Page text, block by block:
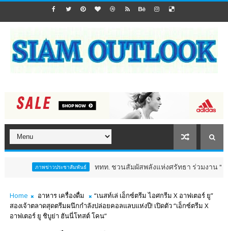
ภาพข่าวประชาสัมพันธ์ ททท. ชวนสัมผัสพลังแห่งศรัทธา ร่วมงาน "ห่มผ้าหลวงปู่
Home อาหาร เครื่องดื่ม
“เนสท์เล่ เอ็กซ์ตรีม ไอศกรีม X อาฟเตอร์ ยู”
สองเจ้าตลาดสุดตรีมผนึกกำลังปล่อยคอลแลบแห่งปี! เปิดตัว “เอ็กซ์ตรีม X
อาฟเตอร์ ยู ชิบูย่า ฮันนี่โทสต์ โคน”